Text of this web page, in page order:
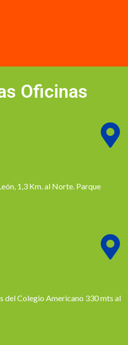
Oficinas
1,3 Km. al Norte. Parque
del Colegio Americano 330 mts al